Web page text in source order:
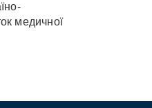
медичної